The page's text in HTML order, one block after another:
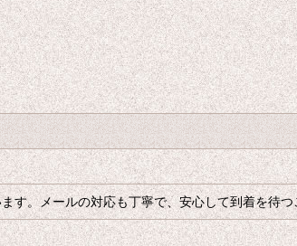
す。メールの対応も丁寧で、安心して到着を待つ